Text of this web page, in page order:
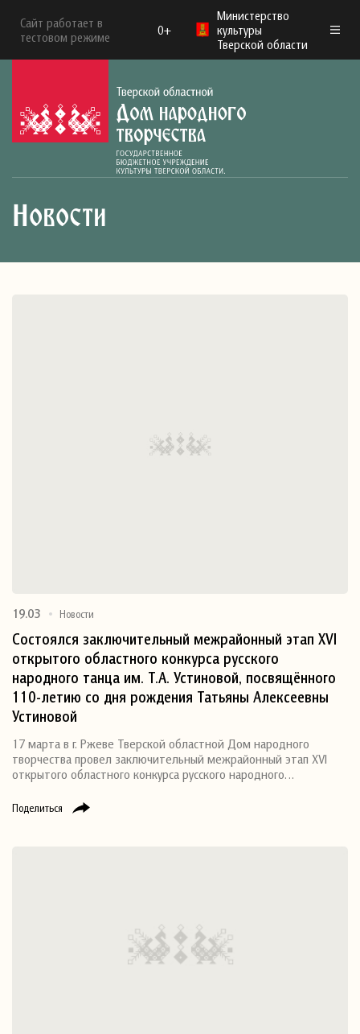
Сайт работает в
тестовом режиме
0+
Министерство
культуры
Тверской области
Новости
Поделиться
19.03 Новости
Состоялся заключительный межрайонный этап XVI
открытого областного конкурса русского
народного танца им. Т.А. Устиновой, посвящённого
110-летию со дня рождения Татьяны Алексеевны
Устиновой
17 марта в г. Ржеве Тверской областной Дом народного
творчества провел заключительный межрайонный этап XVI
открытого областного конкурса русского народного…